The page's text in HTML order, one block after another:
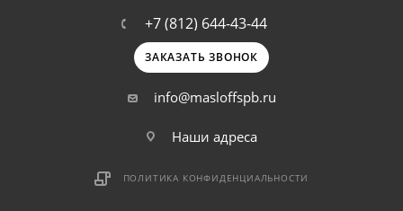
+7 (812) 644-43-44
ЗАКАЗАТЬ ЗВОНОК
info@masloffspb.ru
Наши адреса
ПОЛИТИКА КОНФИДЕНЦИАЛЬНОСТИ